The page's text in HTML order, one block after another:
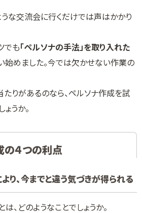
うな交流会に行くだけでは声はかかり
でも「ペルソナの手法」を取り入れた
始めました。今では欠かせない作業の
たりがあるのなら、ペルソナ作成を試
うか。
の４つの利点
り、今までと違う気づきが得られる
は、どのようなことでしょうか。